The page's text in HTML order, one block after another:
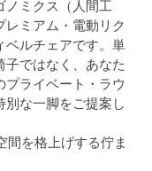
ノミクス（人間工
ミアム・電動リク
ベルチェアです。単
子ではなく、あなた
ライベート・ラウ
別な一脚をご提案し
間を格上げする佇ま